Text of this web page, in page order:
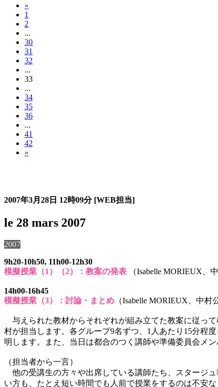
«
1
2
...
30
31
32
...
33
...
34
35
36
...
41
42
»
2007年3月28日 12時09分 [WEB担当]
le 28 mars 2007
2007
9h20-10h50, 11h00-12h30
模擬授業（1）（2）：教案の発表 （Isabelle MORIEUX、
14h00-16h45
模擬授業（3）：討論・まとめ （Isabelle MORIEUX、中村
与えられた教材からそれぞれが組み立てた教案に従って
村が担当します。各グループ9名ずつ、1人あたり15分程
明します。また、当日は都合のつく講師や準備委員会メ
（担当者から一言）
他の受講生の方々や出席している講師たち、スタージ
い方も、たとえ短い時間でも人前で授業をするのは不安